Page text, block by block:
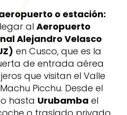
o estación:
al Aeropuerto
Alejandro Velasco
en Cusco, que es la
de entrada aérea
que visitan el Valle
Picchu. Desde el
hasta Urubamba el